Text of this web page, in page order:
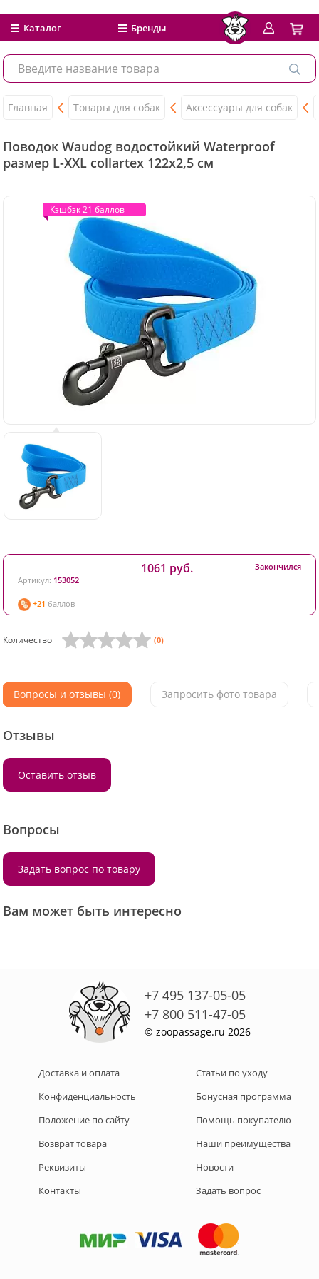
Каталог Бренды
Главная Товары для собак Аксессуары для собак
Поводок Waudog водостойкий Waterproof
размер L-XXL collartex 122x2,5 см
Кэшбэк 21 баллов
Кэшбэк 21 баллов
Артикул: 153052
+21 баллов
1061 руб. Закончился
Количество (0)
Вопросы и отзывы (0) Запросить фото товара
Отзывы
Оставить отзыв
Вопросы
Задать вопрос по товару
Вам может быть интересно
+7 495 137-05-05
+7 800 511-47-05
© zoopassage.ru 2026
Доставка и оплата
Конфиденциальность
Положение по сайту
Возврат товара
Реквизиты
Контакты
Статьи по уходу
Бонусная программа
Помощь покупателю
Наши преимущества
Новости
Задать вопрос